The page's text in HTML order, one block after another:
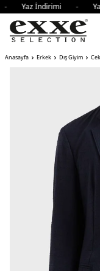
Yaz İndirimi -
Anasayfa Erkek Dış Giyim